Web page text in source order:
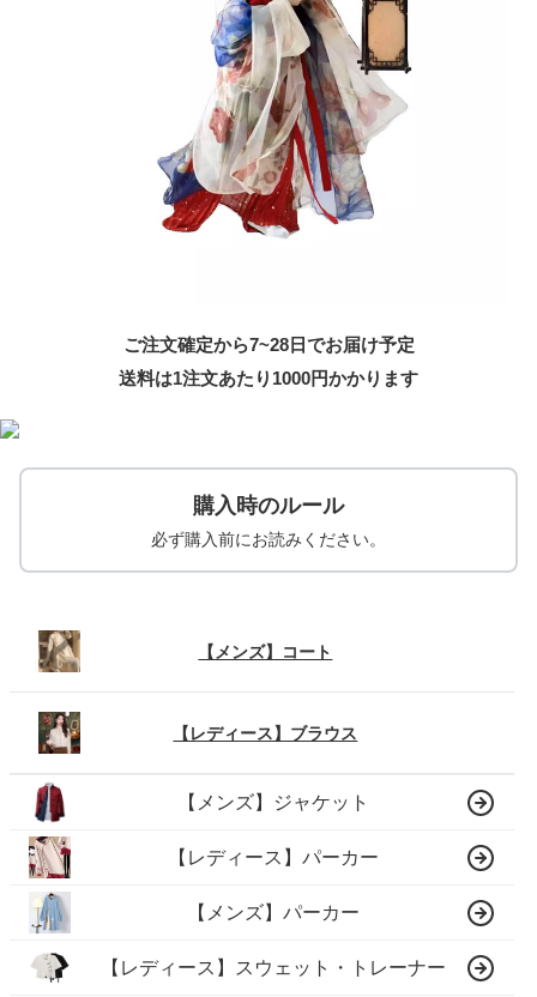
ご注文確定から7~28日でお届け予定
送料は1注文あたり 1000円かかります
購入時のルール
必ず購入前にお読みください。
【メンズ】コート
【レディース】ブラウス
【メンズ】ジャケット
【レディース】パーカー
【メンズ】パーカー
【レディース】スウェット・トレーナー